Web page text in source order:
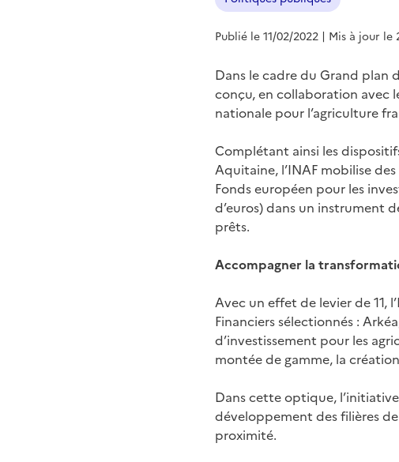
Publié le 11/02/2022 | Mis à jour le
Dans le cadre du Grand plan
conçu, en collaboration avec
nationale pour l’agriculture
Complétant ainsi les
Aquitaine, l’INAF mobilise
Fonds européen pour les
d’euros) dans un instrument
prêts.
Accompagner la
Avec un effet de levier de 11,
Financiers sélectionnés :
d’investissement pour les
montée de gamme, la
Dans cette optique,
développement des filières
proximité.